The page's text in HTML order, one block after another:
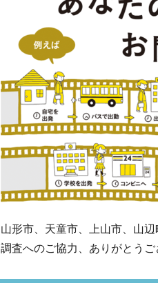
山形市、天童市、上山市、山
調査へのご協力、ありがとうご